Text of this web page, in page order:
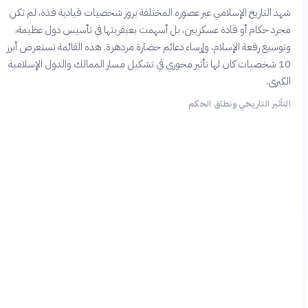
شهد التاريخ الإسلامي عبر عصوره المختلفة بروز شخصيات قيادية فذة، لم تكن
مجرد حكام أو قادة عسكريين، بل أسهمت بعبقريتها في تأسيس دول عظيمة،
وتوسيع رقعة الإسلام، وإرساء دعائم حضارة مزدهرة. هذه القائمة تستعرض أبرز
10 شخصيات كان لها تأثير محوري في تشكيل مسار الممالك والدول الإسلامية
الكبرى.
التأثير التاريخي ونطاق الحكم